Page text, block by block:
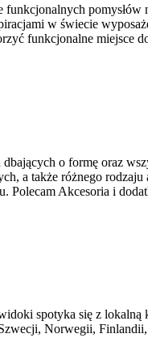
pomysłów
w świecie
funkcjonalne
o formę oraz
a także różnego
Polecam Akcesoria i
spotyka się z
Norwegii,